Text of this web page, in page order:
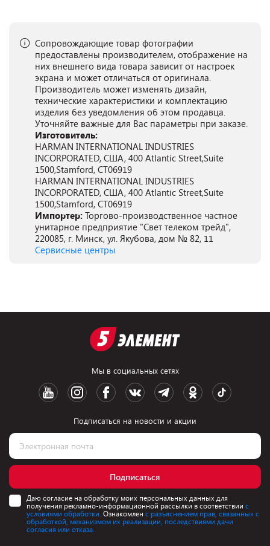
Сопровождающие товар фотографии
предоставлены производителем, отображение на
них внешнего вида товара зависит от настроек
экрана и может отличаться от оригинала.
Производитель может изменять дизайн,
технические характеристики и комплектацию
изделия без уведомления об этом продавца.
Уточняйте важные для Вас параметры при заказе.
Изготовитель:
HARMAN INTERNATIONAL INDUSTRIES
INCORPORATED, США, 400 Atlantic Street,Suite
1500,Stamford, CT06919
HARMAN INTERNATIONAL INDUSTRIES
INCORPORATED, США, 400 Atlantic Street,Suite
1500,Stamford, CT06919
Импортер: Торгово-производственное частное
унитарное предприятие "Свет телеком трейд",
220085, г. Минск, ул. Якубова, дом № 82, 11
Сервисные центры
Мы в социальных сетях
Подписаться на новости и акции
Подписаться
Даю согласие на обработку моих персональных данных для
получения рекламно-информационной рассылки в соответствии с
условиями обработки. Ознакомлен с разъяснением прав, связанных с
обработкой, механизмом их реализации, последствиями дачи
согласия или отказа.